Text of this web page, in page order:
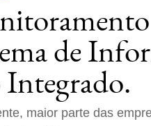
de
Integrado.
maior parte das